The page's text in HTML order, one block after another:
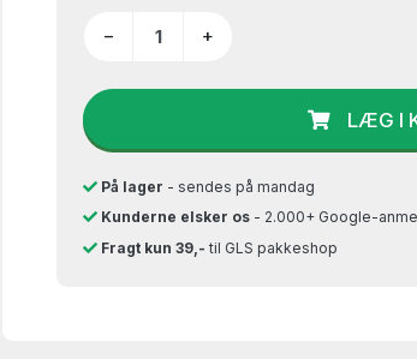
− +
LÆG I
På lager - sendes på mandag
Kunderne elsker os - 2.000+ Google-
Fragt kun 39,- til GLS pakkeshop